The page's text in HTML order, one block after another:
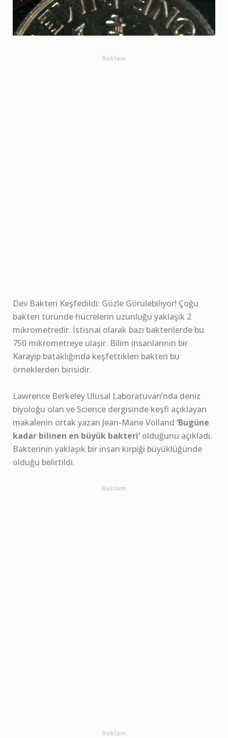
Reklam
Dev Bakteri Keşfedildi: Gözle Görülebiliyor! Çoğu
bakteri türünde hücrelerin uzunluğu yaklaşık 2
mikrometredir. İstisnai olarak bazı bakterilerde bu
750 mikrometreye ulaşır. Bilim insanlarının bir
Karayip bataklığında keşfettikleri bakteri bu
örneklerden birisidir.
Lawrence Berkeley Ulusal Laboratuvarı’nda deniz
biyoloğu olan ve Science dergisinde keşfi açıklayan
makalenin ortak yazarı Jean-Marie Volland ‘Bugüne
kadar bilinen en büyük bakteri’olduğunu açıkladı.
Bakterinin yaklaşık bir insan kirpiği büyüklüğünde
olduğu belirtildi.
Reklam
Reklam